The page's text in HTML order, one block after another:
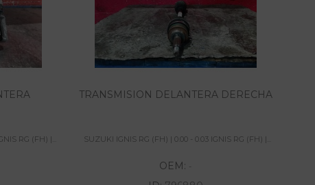
RG (FH) |...
TRANSMISION DELANTERA DERECHA
SUZUKI IGNIS RG (FH) | 0.00 - 0.03 IGNIS RG (FH) |...
OEM: -